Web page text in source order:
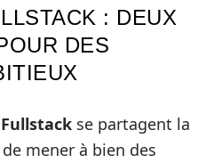
: DEUX
DES
Fullstack se partagent la
mener à bien des